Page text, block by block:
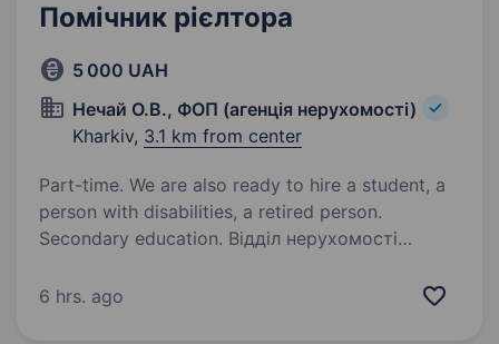
Помічник рієлтора
5 000 UAH
Нечай О.В., ФОП (агенція нерухомості)
Kharkiv, 3.1 km from center
Part-time. We are also ready to hire a student, a
person with disabilities, a retired person.
Secondary education. Відділ нерухомості
співробітника на посаду Помічник Ріелтора
6 hrs. ago